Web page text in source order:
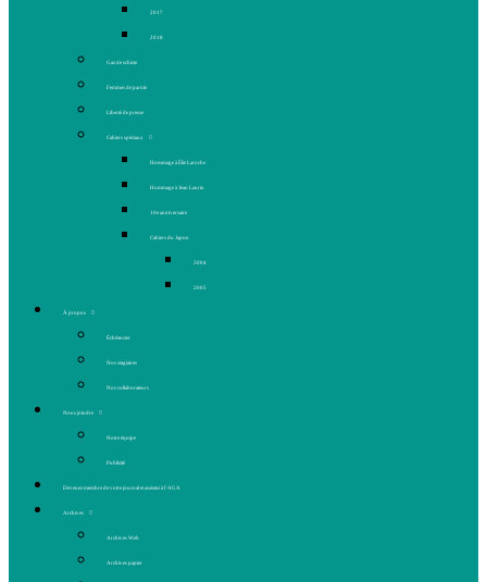
2017
2018
Gaz de schiste
Femmes de parole
Liberté de presse
Cahiers spéciaux
Hommage à Élie Laroche
Hommage à Jean Laurin
10e anniversaire
Cahiers du Japon
2004
2005
À propos
Échéancier
Nos stagiaires
Nos collaborateurs
Nous joindre
Notre équipe
Publicité
Devenez membre de votre journal et assistez à l’AGA
Archives
Archives Web
Archives papier